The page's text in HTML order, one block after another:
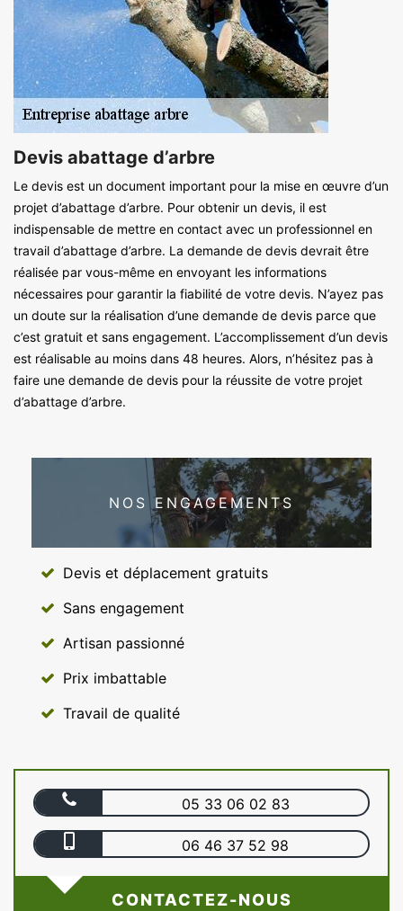
Devis abattage d’arbre
Le devis est un document important pour la mise en œuvre d’un
projet d’abattage d’arbre. Pour obtenir un devis, il est
indispensable de mettre en contact avec un professionnel en
travail d’abattage d’arbre. La demande de devis devrait être
réalisée par vous-même en envoyant les informations
nécessaires pour garantir la fiabilité de votre devis. N’ayez pas
un doute sur la réalisation d’une demande de devis parce que
c’est gratuit et sans engagement. L’accomplissement d’un devis
est réalisable au moins dans 48 heures. Alors, n’hésitez pas à
faire une demande de devis pour la réussite de votre projet
d’abattage d’arbre.
NOS ENGAGEMENTS
Devis et déplacement gratuits
Sans engagement
Artisan passionné
Prix imbattable
Travail de qualité
05 33 06 02 83
06 46 37 52 98
CONTACTEZ-NOUS